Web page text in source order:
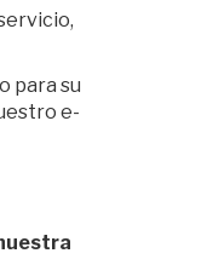
para su